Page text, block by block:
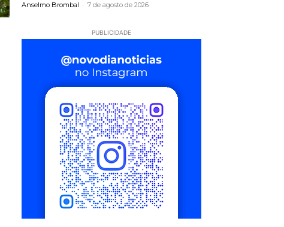
Anselmo Brombal - 7 de agosto de 2026
PUBLICIDADE